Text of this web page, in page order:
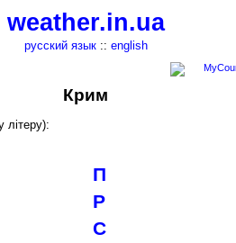
weather.in.ua
русский язык:: english
Крим
літеру):
П
Р
С